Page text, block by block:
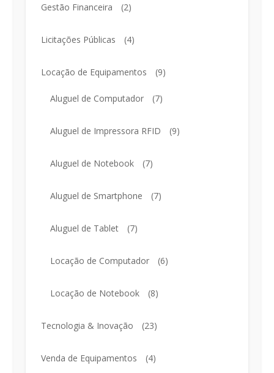
Gestão Financeira (2)
Licitações Públicas (4)
Locação de Equipamentos (9)
Aluguel de Computador (7)
Aluguel de Impressora RFID (9)
Aluguel de Notebook (7)
Aluguel de Smartphone (7)
Aluguel de Tablet (7)
Locação de Computador (6)
Locação de Notebook (8)
Tecnologia & Inovação (23)
Venda de Equipamentos (4)